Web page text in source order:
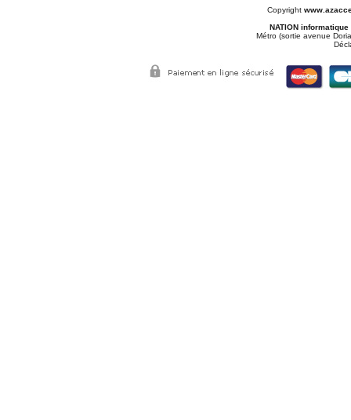
Copyright
NATION informatique
Métro (sortie avenue